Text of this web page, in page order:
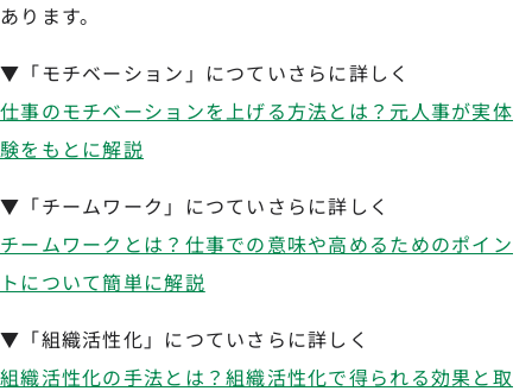
あります。
▼「モチベーション」につていさらに詳しく
仕事のモチベーションを上げる方法とは？元人事が実体
験をもとに解説
▼「チームワーク」につていさらに詳しく
チームワークとは？仕事での意味や高めるためのポイン
トについて簡単に解説
▼「組織活性化」につていさらに詳しく
組織活性化の手法とは？組織活性化で得られる効果と取